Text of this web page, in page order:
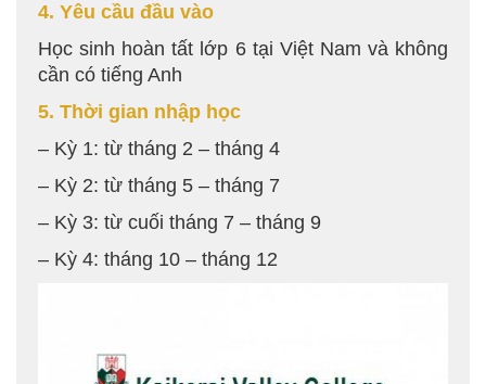
4. Yêu cầu đầu vào
Học sinh hoàn tất lớp 6 tại Việt Nam và không
cần có tiếng Anh
5. Thời gian nhập học
– Kỳ 1: từ tháng 2 – tháng 4
– Kỳ 2: từ tháng 5 – tháng 7
– Kỳ 3: từ cuối tháng 7 – tháng 9
– Kỳ 4: tháng 10 – tháng 12